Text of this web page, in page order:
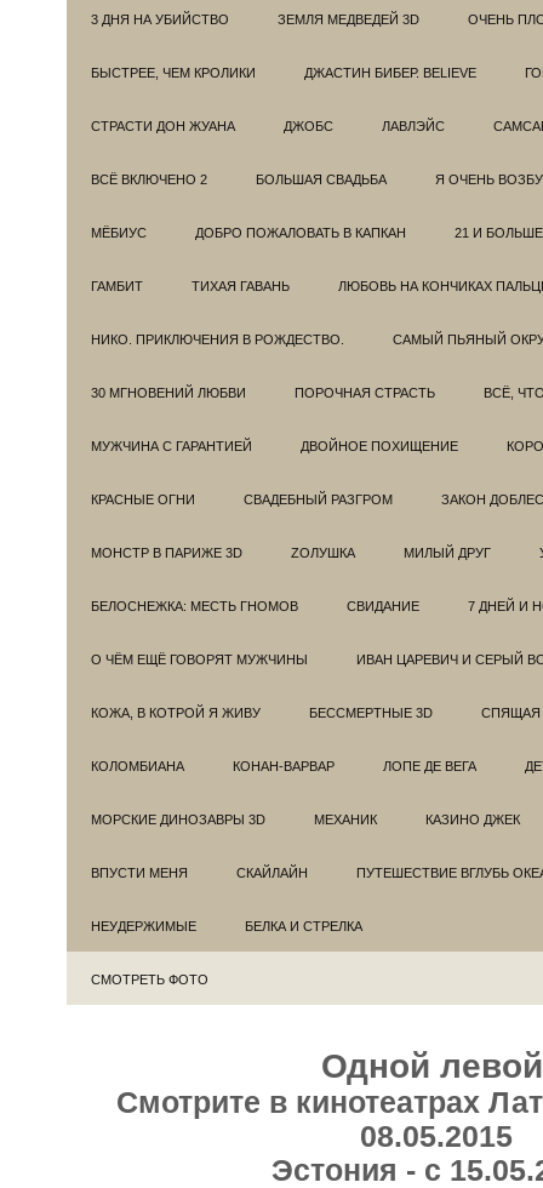
3 ДНЯ НА УБИЙСТВО ЗЕМЛЯ МЕДВЕДЕЙ 3D ОЧЕНЬ
БЫСТРЕЕ, ЧЕМ КРОЛИКИ ДЖАСТИН БИБЕР. BELIEVE
СТРАСТИ ДОН ЖУАНА ДЖОБС ЛАВЛЭЙС
ВСЁ ВКЛЮЧЕНО 2 БОЛЬШАЯ СВАДЬБА Я ОЧЕНЬ
МЁБИУС ДОБРО ПОЖАЛОВАТЬ В КАПКАН 21 И БОЛЬШЕ
ГАМБИТ ТИХАЯ ГАВАНЬ ЛЮБОВЬ НА КОНЧИКАХ
НИКО. ПРИКЛЮЧЕНИЯ В РОЖДЕСТВО. САМЫЙ ПЬЯНЫЙ
30 МГНОВЕНИЙ ЛЮБВИ ПОРОЧНАЯ СТРАСТЬ ВСЁ,
МУЖЧИНА С ГАРАНТИЕЙ ДВОЙНОЕ ПОХИЩЕНИЕ
КРАСНЫЕ ОГНИ СВАДЕБНЫЙ РАЗГРОМ ЗАКОН
МОНСТР В ПАРИЖЕ 3D ZОЛУШКА МИЛЫЙ ДРУГ
БЕЛОСНЕЖКА: МЕСТЬ ГНОМОВ СВИДАНИЕ 7 ДНЕЙ И
О ЧЁМ ЕЩЁ ГОВОРЯТ МУЖЧИНЫ ИВАН ЦАРЕВИЧ И СЕРЫЙ
КОЖА, В КОТРОЙ Я ЖИВУ БЕССМЕРТНЫЕ 3D СПЯЩАЯ
КОЛОМБИАНА КОНАН-ВАРВАР ЛОПЕ ДЕ ВЕГА
МОРСКИЕ ДИНОЗАВРЫ 3D МЕХАНИК КАЗИНО ДЖЕК
ВПУСТИ МЕНЯ СКАЙЛАЙН ПУТЕШЕСТВИЕ ВГЛУБЬ
НЕУДЕРЖИМЫЕ БЕЛКА И СТРЕЛКА
СМОТРЕТЬ ФОТО
Одной
Смотрите в кинотеатрах
08.05.2015
Эстония - с